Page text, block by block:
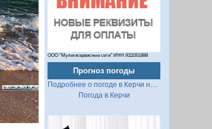
Следующий
ООО "Мультисервисные сети" ИНН 9111001888
Прогноз погоды
Подробнее о погоде в Керчи на 2 недели
Погода в Керчи